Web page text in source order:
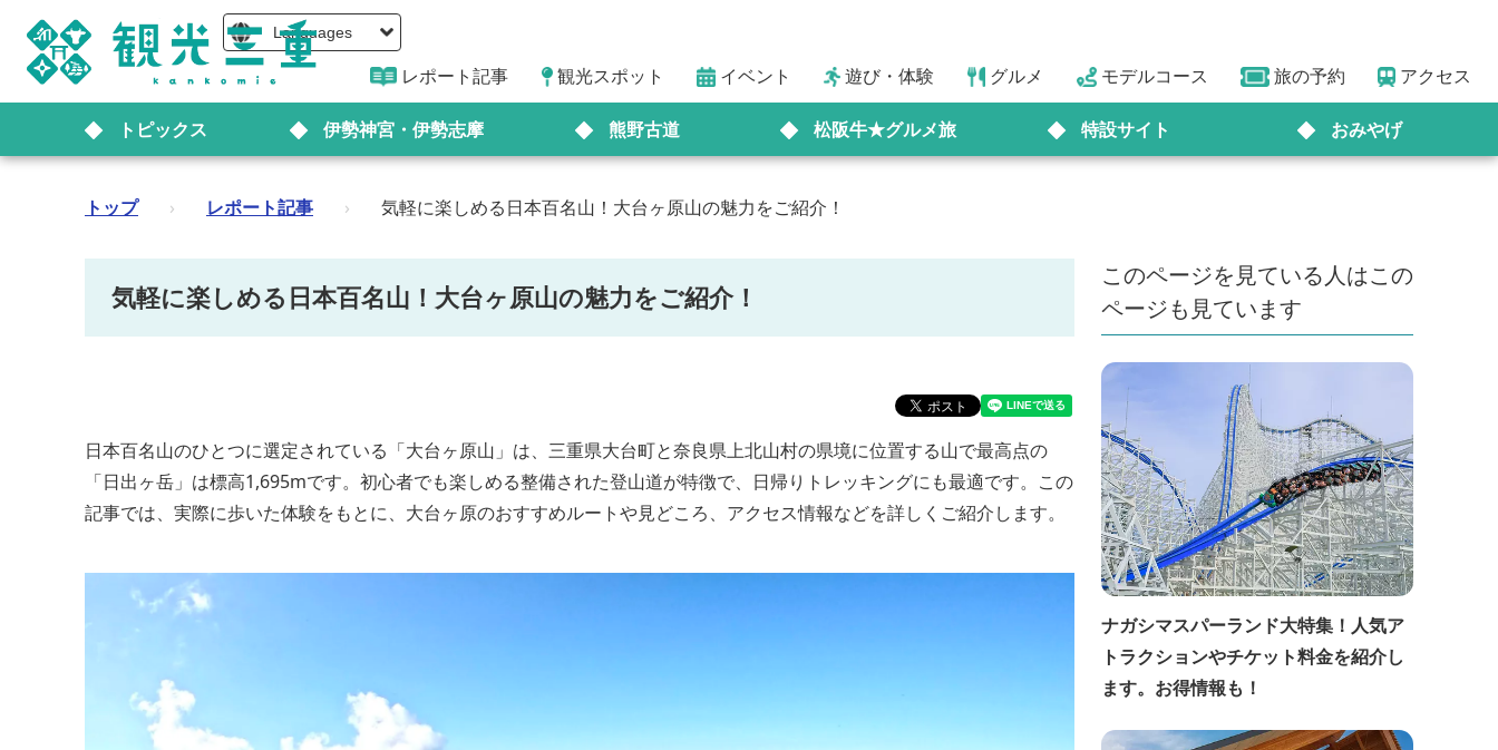
Languages
レポート記事 観光スポット イベント 遊び・体験 グルメ モデルコース 旅の予約 アクセス
トピックス 伊勢神宮・伊勢志摩 熊野古道 松阪牛★グルメ旅 特設サイト おみやげ
トップ › レポート記事 › 気軽に楽しめる日本百名山！大台ヶ原山の魅力をご紹介！
気軽に楽しめる日本百名山！大台ヶ原山の魅力をご紹介！
日本百名山のひとつに選定されている「大台ヶ原山」は、三重県大台町と奈良県上北山村の県境に位置する山で最高点の
「日出ヶ岳」は標高1,695mです。初心者でも楽しめる整備された登山道が特徴で、日帰りトレッキングにも最適です。この
記事では、実際に歩いた体験をもとに、大台ヶ原のおすすめルートや見どころ、アクセス情報などを詳しくご紹介します。
このページを見ている人はこの
ページも見ています
ナガシマスパーランド大特集！人気ア
トラクションやチケット料金を紹介し
ます。お得情報も！